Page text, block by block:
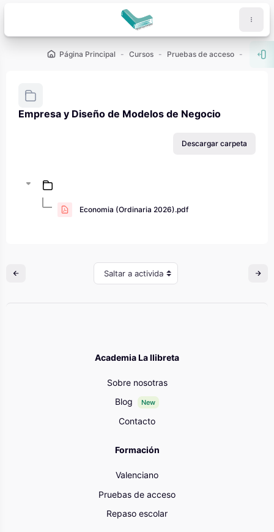
Página Principal Cursos Pruebas de acceso PAU -
Empresa y Diseño de Modelos de Negocio
Descargar carpeta
Economia (Ordinaria 2026).pdf
Saltar a actividad
Academia La llibreta
Sobre nosotras
Blog
New
Contacto
Formación
Valenciano
Pruebas de acceso
Repaso escolar